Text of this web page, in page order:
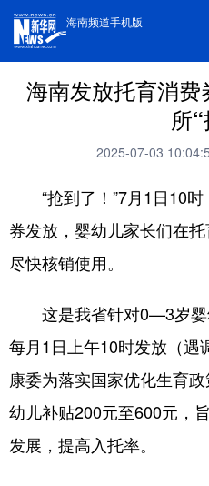
海南频道手机版
海南发放托育消
所
2025-07-03
“抢到了！”7月1日10时
券发放，婴幼儿家长们在
尽快核销使用。
这是我省针对0—3岁婴
每月1日上午10时发放（遇
康委为落实国家优化生育
幼儿补贴200元至600元，
发展，提高入托率。